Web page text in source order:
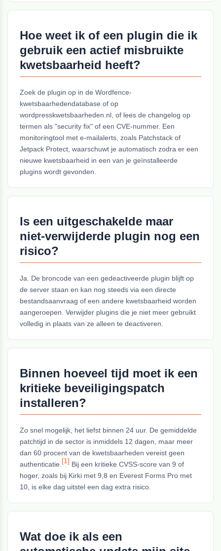
Hoe weet ik of een plugin die ik
gebruik een actief misbruikte
kwetsbaarheid heeft?
Zoek de plugin op in de Wordfence-
kwetsbaarhedendatabase of op
wordpresskwetsbaarheden.nl, of lees de changelog op
termen als "security fix" of een CVE-nummer. Een
monitoringtool met e-mailalerts, zoals Patchstack of
Jetpack Protect, waarschuwt je automatisch zodra er een
nieuwe kwetsbaarheid in een van je geïnstalleerde
plugins wordt gevonden.
Is een uitgeschakelde maar
niet-verwijderde plugin nog een
risico?
Ja. De broncode van een gedeactiveerde plugin blijft op
de server staan en kan nog steeds via een directe
bestandsaanvraag of een andere kwetsbaarheid worden
aangeroepen. Verwijder plugins die je niet meer gebruikt
volledig in plaats van ze alleen te deactiveren.
Binnen hoeveel tijd moet ik een
kritieke beveiligingspatch
installeren?
Zo snel mogelijk, het liefst binnen 24 uur. De gemiddelde
patchtijd in de sector is inmiddels 12 dagen, maar meer
dan 60 procent van de kwetsbaarheden vereist geen
authenticatie. [1] Bij een kritieke CVSS-score van 9 of
hoger, zoals bij Kirki met 9,8 en Everest Forms Pro met
10, is elke dag uitstel een dag extra risico.
Wat doe ik als een